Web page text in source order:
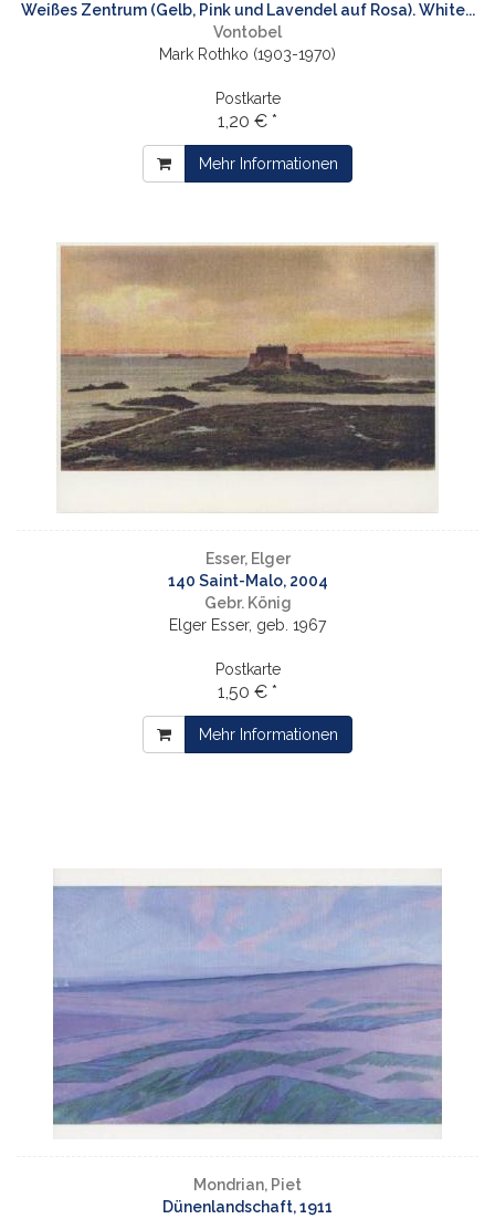
Weißes Zentrum (Gelb, Pink und Lavendel auf Rosa). White...
Vontobel
Mark Rothko (1903-1970)
Postkarte
1,20 € *
Mehr Informationen
Esser, Elger
140 Saint-Malo, 2004
Gebr. König
Elger Esser, geb. 1967
Postkarte
1,50 € *
Mehr Informationen
Mondrian, Piet
Dünenlandschaft, 1911